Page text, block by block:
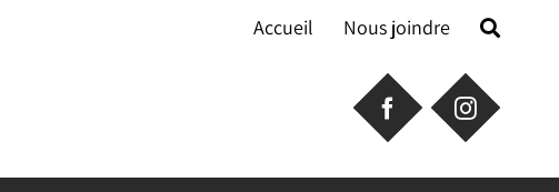
Accueil Nous joindre